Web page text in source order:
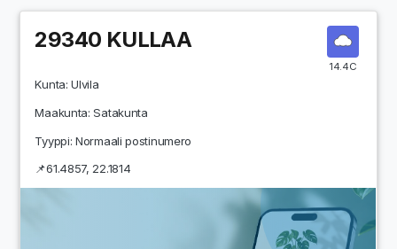
14.4C
29340 KULLAA
Kunta:Ulvila
Maakunta:Satakunta
Tyyppi: Normaali postinumero
📌61.4857,22.1814